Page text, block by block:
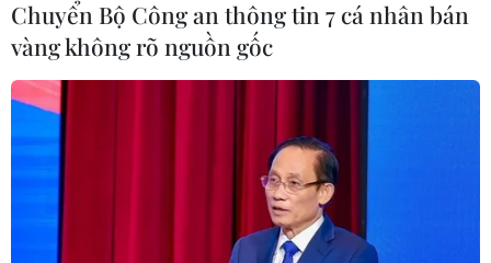
Vietnam Airlines khởi xướng kết nối phát
triển bền vững vì tương lai xanh
22/04/2026 10:31
Liên minh Xanh không chỉ là một sáng kiến hợp tác, mà
là cam kết hành động dài hạn của Vietnam Airlines
trong hành trình chuyển đổi xanh.
Chuyển Bộ Công an thông tin 7 cá nhân bán
vàng không rõ nguồn gốc